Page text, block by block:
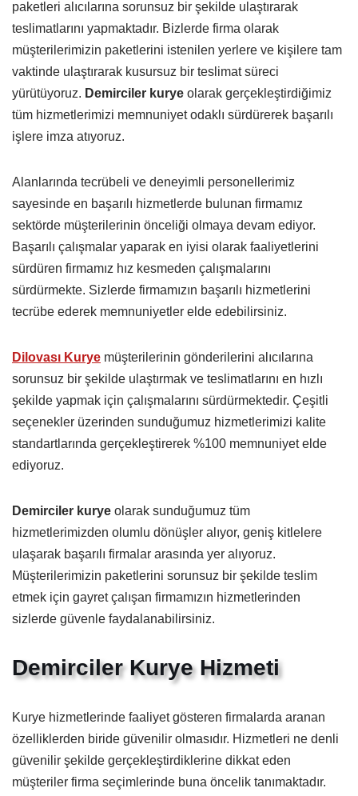
paketleri alıcılarına sorunsuz bir şekilde ulaştırarak
teslimatlarını yapmaktadır. Bizlerde firma olarak
müşterilerimizin paketlerini istenilen yerlere ve kişilere tam
vaktinde ulaştırarak kusursuz bir teslimat süreci
yürütüyoruz. Demirciler kurye olarak gerçekleştirdiğimiz
tüm hizmetlerimizi memnuniyet odaklı sürdürerek başarılı
işlere imza atıyoruz.
Alanlarında tecrübeli ve deneyimli personellerimiz
sayesinde en başarılı hizmetlerde bulunan firmamız
sektörde müşterilerinin önceliği olmaya devam ediyor.
Başarılı çalışmalar yaparak en iyisi olarak faaliyetlerini
sürdüren firmamız hız kesmeden çalışmalarını
sürdürmekte. Sizlerde firmamızın başarılı hizmetlerini
tecrübe ederek memnuniyetler elde edebilirsiniz.
Dilovası Kurye müşterilerinin gönderilerini alıcılarına
sorunsuz bir şekilde ulaştırmak ve teslimatlarını en hızlı
şekilde yapmak için çalışmalarını sürdürmektedir. Çeşitli
seçenekler üzerinden sunduğumuz hizmetlerimizi kalite
standartlarında gerçekleştirerek %100 memnuniyet elde
ediyoruz.
Demirciler kurye olarak sunduğumuz tüm
hizmetlerimizden olumlu dönüşler alıyor, geniş kitlelere
ulaşarak başarılı firmalar arasında yer alıyoruz.
Müşterilerimizin paketlerini sorunsuz bir şekilde teslim
etmek için gayret çalışan firmamızın hizmetlerinden
sizlerde güvenle faydalanabilirsiniz.
Demirciler Kurye Hizmeti
Kurye hizmetlerinde faaliyet gösteren firmalarda aranan
özelliklerden biride güvenilir olmasıdır. Hizmetleri ne denli
güvenilir şekilde gerçekleştirdiklerine dikkat eden
müşteriler firma seçimlerinde buna öncelik tanımaktadır.